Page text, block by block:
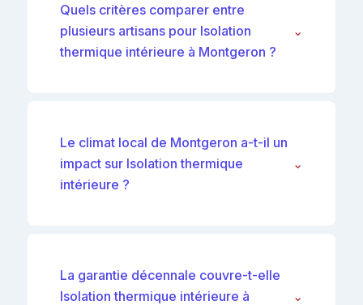
Quels critères comparer entre
plusieurs artisans pour Isolation
thermique intérieure à Montgeron ?
⌄
Le climat local de Montgeron a-t-il un
impact sur Isolation thermique
intérieure ?
⌄
La garantie décennale couvre-t-elle
Isolation thermique intérieure à
⌄